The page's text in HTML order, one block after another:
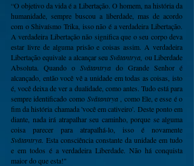
“O objetivo da vida é a Libertação. O homem, na história da
humanidade, sempre buscou a liberdade, mas de acordo
com o Shivaísmo Trika, isso não é a verdadeira Libertação.
A verdadeira Libertação não significa que o seu corpo deva
estar livre de alguma prisão e coisas assim. A verdadeira
Libertação equivale a alcançar seuSvātantrya, ou Liberdade
Absoluta. Quando o Svātantrya do Grande Senhor é
alcançado, então você vê a unidade em todas as coisas, isto
é, você deixa de ver a dualidade, como antes. Tudo está para
sempre identificado como Svātantrya, como Ele, e esse é o
fim da história chamada 'você em cativeiro'. Deste ponto em
diante, nada irá atrapalhar seu caminho, porque se alguma
coisa parecer para atrapalhá-lo, isso é novamente
Svātantrya. Esta consciência constante da unidade em tudo
e em todos é a verdadeira Liberdade. Não há conquista
maior do que esta!"